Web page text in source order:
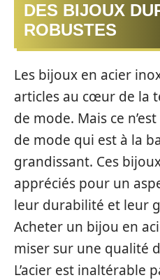
DES BIJOUX
ROBUSTES
Les bijoux en acier
articles au cœur de la
de mode. Mais ce
de mode qui est à la
grandissant. Ces
appréciés pour un
leur durabilité et leur
Acheter un bijou en
miser sur une qualité
L’acier est inaltérable